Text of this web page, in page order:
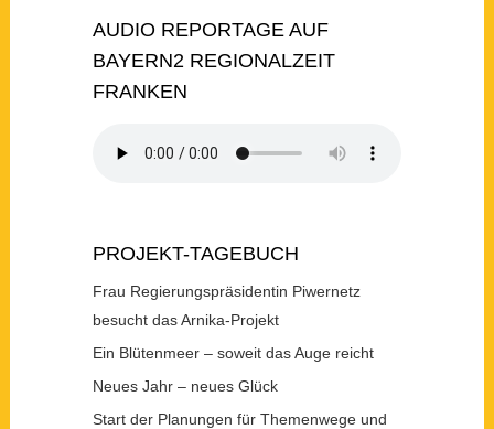
AUDIO REPORTAGE AUF
BAYERN2 REGIONALZEIT
FRANKEN
PROJEKT-TAGEBUCH
Frau Regierungspräsidentin Piwernetz
besucht das Arnika-Projekt
Ein Blütenmeer – soweit das Auge reicht
Neues Jahr – neues Glück
Start der Planungen für Themenwege und